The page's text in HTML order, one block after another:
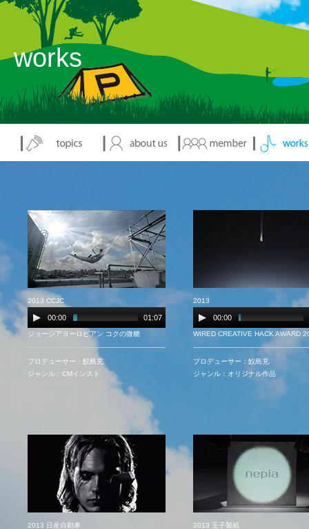
works
2013 CCJC
00:00 01:07
ジョージアヨーロピアン コクの微糖
プロデューサー：鮫島充
ジャンル：CMインスト
2013
00:00
WIRED CREATIVE HACK AWARD
プロデューサー：鮫島充
ジャンル：オリジナル作品
2013 日産自動車 2013 王子製紙